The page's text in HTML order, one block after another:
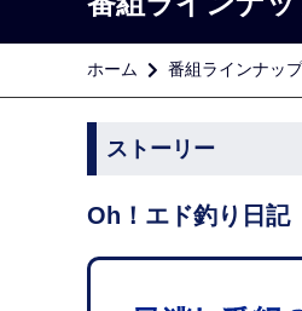
ホーム 番組ラインナップ
ストーリー
Oh！エド釣り日記